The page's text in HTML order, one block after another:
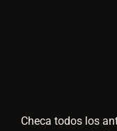
Checa todos los